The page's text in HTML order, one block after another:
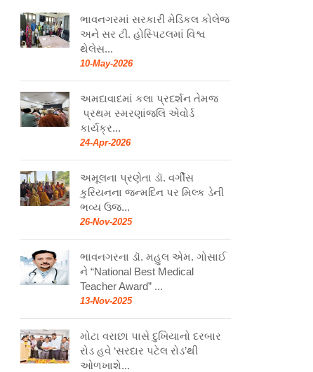
ભાવનગરમાં સરકારી મેડિકલ કોલેજ
અને સર ટી. હોસ્પિટલમાં વિશ્વ
થેલેસ...
10-May-2026
અમદાવાદમાં કલા પ્રદર્શન તેમજ
પ્રથમ સ્મરણાંજલિ એવોર્ડ
કાર્યક્ર...
24-Apr-2026
અમૂલના પ્રણેતા ડૉ. વર્ગીસ
કુરિયનના જન્મદિન પર મિલ્ક ડેની
ભવ્ય ઉજ...
26-Nov-2025
ભાવનગરના ડૉ. મહુલ એમ. ગોસાઈ
ને “National Best Medical
Teacher Award” ...
13-Nov-2025
મોટા વરાછા પાસે દુખિયાનો દરબાર
રોડ હવે ‘સરદાર પટેલ રોડ’થી
ઓળખાશે...